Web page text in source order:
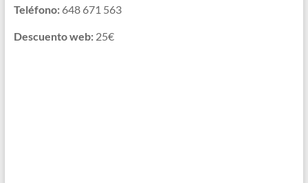
Teléfono:648 671 563
Descuento web:25€